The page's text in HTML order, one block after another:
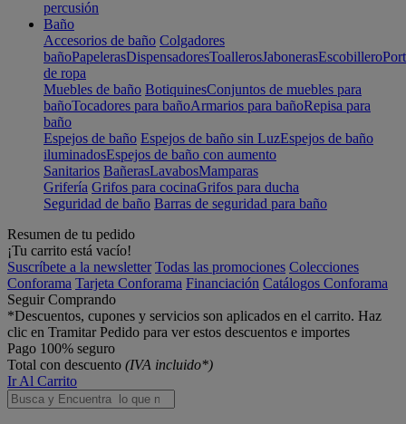
percusión
Baño
Accesorios de baño Colgadores
bañoPapelerasDispensadoresToallerosJabonerasEscobillero
de ropa
Muebles de baño BotiquinesConjuntos de muebles para
bañoTocadores para bañoArmarios para bañoRepisa para
baño
Espejos de baño Espejos de baño sin LuzEspejos de baño
iluminadosEspejos de baño con aumento
Sanitarios BañerasLavabosMamparas
Grifería Grifos para cocinaGrifos para ducha
Seguridad de baño Barras de seguridad para baño
Resumen de tu pedido
¡Tu carrito está vacío!
Suscríbete a la newsletter Todas las promociones Colecciones
Conforama Tarjeta Conforama Financiación Catálogos Conforama
Seguir Comprando
*Descuentos, cupones y servicios son aplicados en el carrito. Haz
clic en Tramitar Pedido para ver estos descuentos e importes
Pago 100% seguro
Total con descuento (IVA incluido*)
Ir Al Carrito